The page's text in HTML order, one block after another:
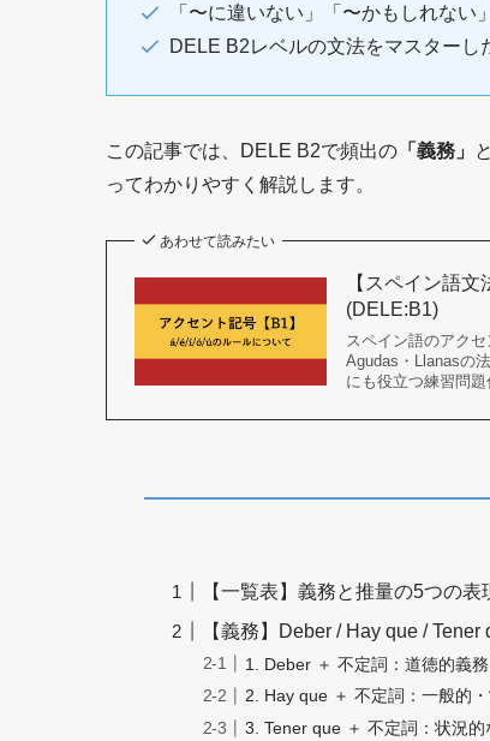
「〜に違いない」「〜かもしれな
DELE B2レベルの文法をマスターし
この記事では、DELE B2で頻出の 「義務」 と
ってわかりやすく解説します。
あわせて読みたい
【スペイン語
(DELE:B1)
スペイン語のアク
Agudas・Llanasの
にも役立つ練習問
【一覧表】義務と推量の5つの表
【義務】Deber / Hay que /
1. Deber ＋ 不定詞：道徳的義
2. Hay que ＋ 不定詞：一般的
3. Tener que ＋ 不定詞：状況的